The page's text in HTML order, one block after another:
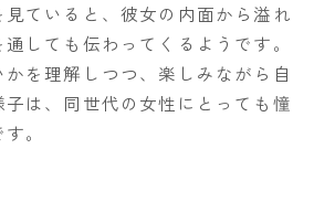
ていると、彼女の内面から溢れ
しても伝わってくるようです。
を理解しつつ、楽しみながら自
は、同世代の女性にとっても憧
。